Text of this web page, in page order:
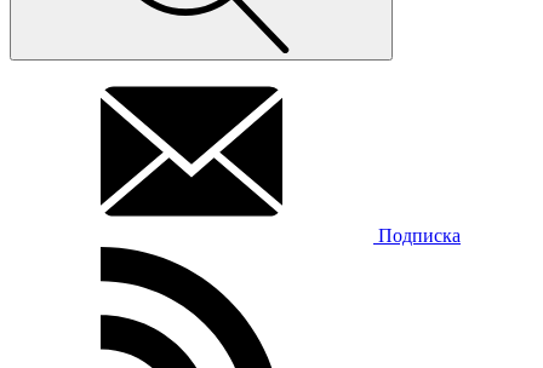
Подписка